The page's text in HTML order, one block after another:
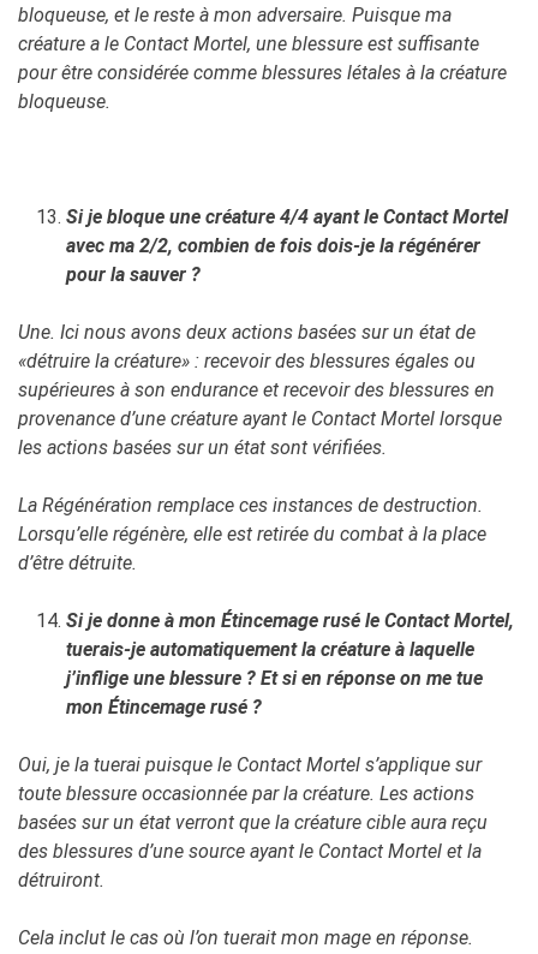
bloqueuse, et le reste à mon adversaire. Puisque ma
créature a le Contact Mortel, une blessure est suffisante
pour être considérée comme blessures létales à la créature
bloqueuse.
Si je bloque une créature 4/4 ayant le Contact Mortel
avec ma 2/2, combien de fois dois-je la régénérer
pour la sauver ?
Une. Ici nous avons deux actions basées sur un état de
«détruire la créature» : recevoir des blessures égales ou
supérieures à son endurance et recevoir des blessures en
provenance d’une créature ayant le Contact Mortel lorsque
les actions basées sur un état sont vérifiées.
La Régénération remplace ces instances de destruction.
Lorsqu’elle régénère, elle est retirée du combat à la place
d’être détruite.
Si je donne à mon Étincemage rusé le Contact Mortel,
tuerais-je automatiquement la créature à laquelle
j’inflige une blessure ? Et si en réponse on me tue
mon Étincemage rusé ?
Oui, je la tuerai puisque le Contact Mortel s’applique sur
toute blessure occasionnée par la créature. Les actions
basées sur un état verront que la créature cible aura reçu
des blessures d’une source ayant le Contact Mortel et la
détruiront.
Cela inclut le cas où l’on tuerait mon mage en réponse.